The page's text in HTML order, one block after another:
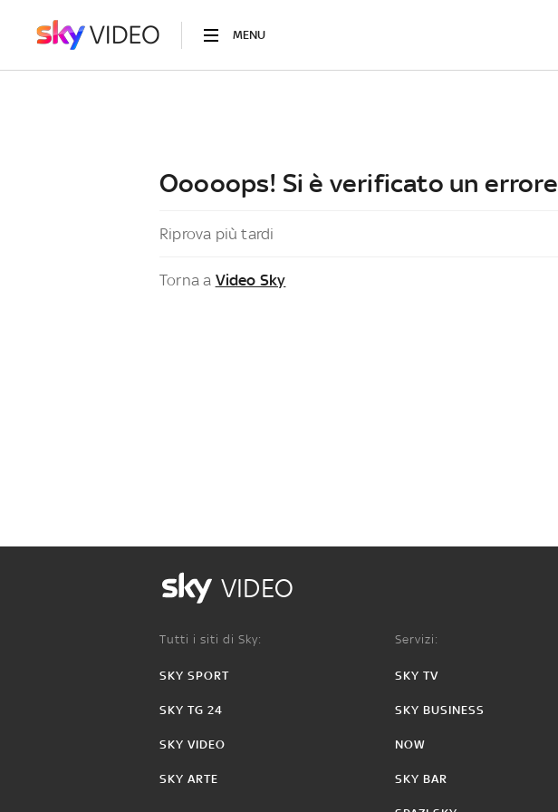
MENU
Ooooops! Si è verificato un errore
Riprova più tardi
Torna a Video Sky
VIDEO
Tutti i siti di Sky:
SKY SPORT
SKY TG 24
SKY VIDEO
SKY ARTE
Servizi:
SKY TV
SKY BUSINESS
NOW
SKY BAR